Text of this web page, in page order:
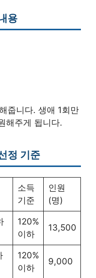
용
줍니다. 생애 1회만
해주게 됩니다.
정 기준
소득
기준
인원
(명)
120%
이하
13,500
120%
이하
9,000